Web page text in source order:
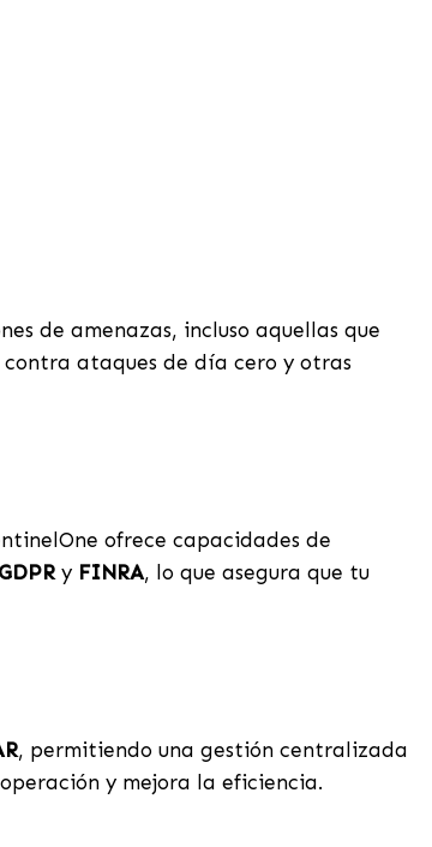
de amenazas, incluso aquellas que
contra ataques de día cero y otras
ofrece capacidades de
GDPRy FINRA, lo que asegura que tu
, permitiendo una gestión centralizada
y mejora la eficiencia.